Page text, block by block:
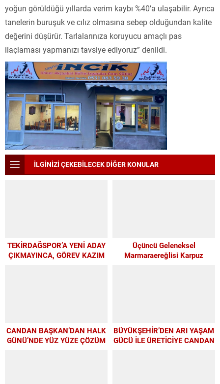
yoğun görüldüğü yıllarda verim kaybı %40’a ulaşabilir. Ayrıca
tanelerin buruşuk ve cılız olmasına sebep olduğundan kalite
değerini düşürür. Tarlalarınıza koruyucu amaçlı pas
ilaçlaması yapmanızı tavsiye ediyoruz” denildi.
İLGİNİZİ ÇEKEBİLECEK DİĞER KONULAR
TEKİRDAĞSPOR’A YENİ ADAY
ÇIKMAYINCA, GÖREV KAZIM
Üçüncü Geleneksel
Marmaraereğlisi Karpuz
CANDAN BAŞKAN’DAN HALK
GÜNÜ’NDE YÜZ YÜZE ÇÖZÜM
BÜYÜKŞEHİR’DEN ARI YAŞAM
GÜCÜ İLE ÜRETİCİYE CANDAN